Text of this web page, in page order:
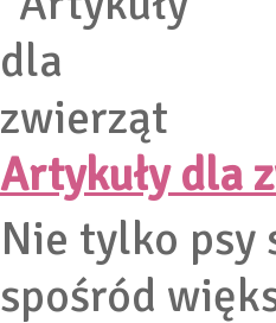
Artykuły dla
Nie tylko psy
spośród